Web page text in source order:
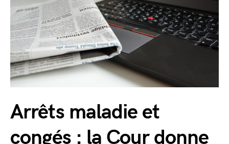
Arrêts maladie et
congés : la Cour donne